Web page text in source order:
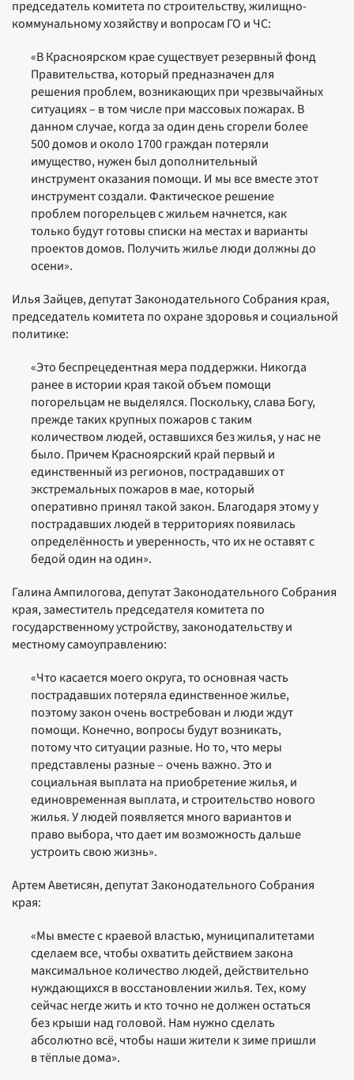
председатель комитета по строительству, жилищно-
коммунальному хозяйству и вопросам ГО и ЧС:
«В Красноярском крае существует резервный фонд
Правительства, который предназначен для
решения проблем, возникающих при чрезвычайных
ситуациях – в том числе при массовых пожарах. В
данном случае, когда за один день сгорели более
500 домов и около 1700 граждан потеряли
имущество, нужен был дополнительный
инструмент оказания помощи. И мы все вместе этот
инструмент создали. Фактическое решение
проблем погорельцев с жильем начнется, как
только будут готовы списки на местах и варианты
проектов домов. Получить жилье люди должны до
осени».
Илья Зайцев, депутат Законодательного Собрания края,
председатель комитета по охране здоровья и социальной
политике:
«Это беспрецедентная мера поддержки. Никогда
ранее в истории края такой объем помощи
погорельцам не выделялся. Поскольку, слава Богу,
прежде таких крупных пожаров с таким
количеством людей, оставшихся без жилья, у нас не
было. Причем Красноярский край первый и
единственный из регионов, пострадавших от
экстремальных пожаров в мае, который
оперативно принял такой закон. Благодаря этому у
пострадавших людей в территориях появилась
определённость и уверенность, что их не оставят с
бедой один на один».
Галина Ампилогова, депутат Законодательного Собрания
края, заместитель председателя комитета по
государственному устройству, законодательству и
местному самоуправлению:
«Что касается моего округа, то основная часть
пострадавших потеряла единственное жилье,
поэтому закон очень востребован и люди ждут
помощи. Конечно, вопросы будут возникать,
потому что ситуации разные. Но то, что меры
представлены разные – очень важно. Это и
социальная выплата на приобретение жилья, и
единовременная выплата, и строительство нового
жилья. У людей появляется много вариантов и
право выбора, что дает им возможность дальше
устроить свою жизнь».
Артем Аветисян, депутат Законодательного Собрания
края:
«Мы вместе с краевой властью, муниципалитетами
сделаем все, чтобы охватить действием закона
максимальное количество людей, действительно
нуждающихся в восстановлении жилья. Тех, кому
сейчас негде жить и кто точно не должен остаться
без крыши над головой. Нам нужно сделать
абсолютно всё, чтобы наши жители к зиме пришли
в тёплые дома».